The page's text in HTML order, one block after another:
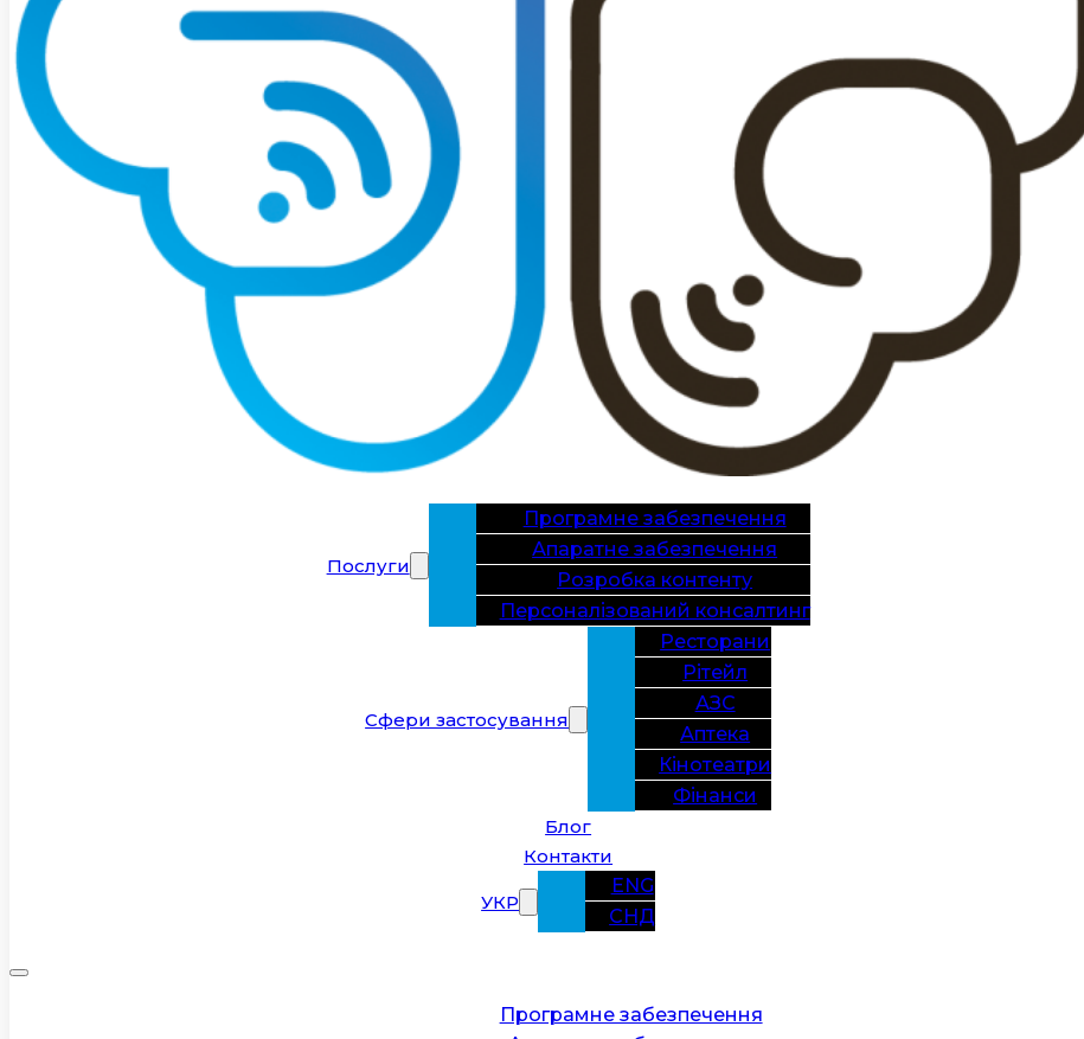
Послуги
Програмне забезпечення
Апаратне забезпечення
Розробка контенту
Персоналізований консалтинг
Сфери застосування
Ресторани
Рітейл
АЗС
Аптека
Кінотеатри
Фінанси
Блог
Контакти
УКР
ENG
СНД
Програмне забезпечення